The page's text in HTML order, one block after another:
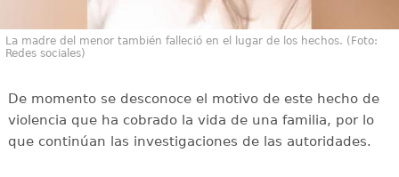
La madre del menor también falleció en el lugar de los hechos. (Foto:
Redes sociales)
De momento se desconoce el motivo de este hecho de
violencia que ha cobrado la vida de una familia, por lo
que continúan las investigaciones de las autoridades.